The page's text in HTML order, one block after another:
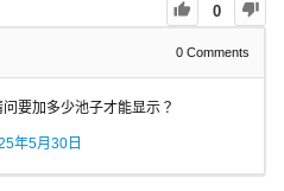
0
0 Comments
要加多少池子才能显示？
年5月30日